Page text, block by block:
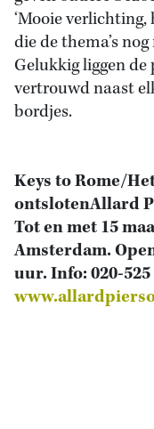
‘Mooie verlichting,
die de thema’s
Gelukkig liggen
vertrouwd naast
bordjes.
Keys to Rome/
ontslotenAllard
Tot en met 15
Amsterdam.
uur. Info: 020-525